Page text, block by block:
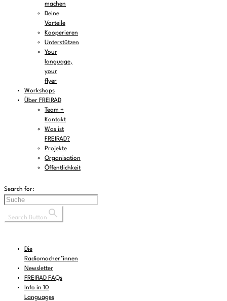
machen
Deine
Vorteile
Kooperieren
Unterstützen
Your
language,
your
flyer
Workshops
Über FREIRAD
Team +
Kontakt
Was ist
FREIRAD?
Projekte
Organisation
Öffentlichkeit
Search for:
Search Button
Die
Radiomacher*innen
Newsletter
FREIRAD FAQs
Info in 10
Languages